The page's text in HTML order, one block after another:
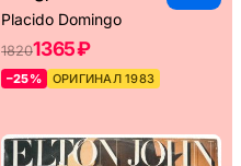
Placido Domingo
18201365 ₽
–25% ОРИГИНАЛ 1983